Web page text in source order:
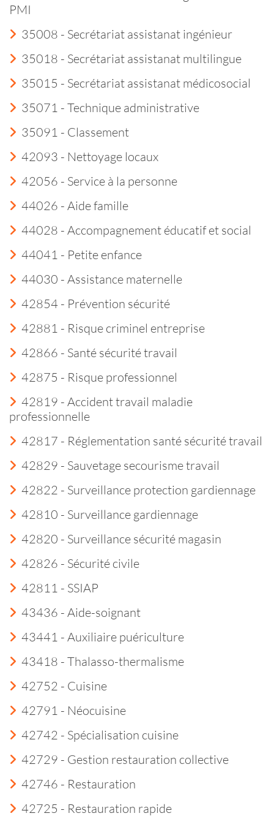
PMI
35008 - Secrétariat assistanat ingénieur
35018 - Secrétariat assistanat multilingue
35015 - Secrétariat assistanat médicosocial
35071 - Technique administrative
35091 - Classement
42093 - Nettoyage locaux
42056 - Service à la personne
44026 - Aide famille
44028 - Accompagnement éducatif et social
44041 - Petite enfance
44030 - Assistance maternelle
42854 - Prévention sécurité
42881 - Risque criminel entreprise
42866 - Santé sécurité travail
42875 - Risque professionnel
42819 - Accident travail maladie
professionnelle
42817 - Réglementation santé sécurité travail
42829 - Sauvetage secourisme travail
42822 - Surveillance protection gardiennage
42810 - Surveillance gardiennage
42820 - Surveillance sécurité magasin
42826 - Sécurité civile
42811 - SSIAP
43436 - Aide-soignant
43441 - Auxiliaire puériculture
43418 - Thalasso-thermalisme
42752 - Cuisine
42791 - Néocuisine
42742 - Spécialisation cuisine
42729 - Gestion restauration collective
42746 - Restauration
42725 - Restauration rapide